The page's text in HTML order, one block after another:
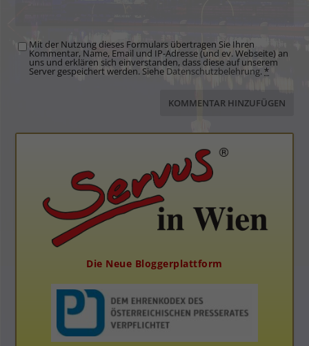
Mit der Nutzung dieses Formulars übertragen Sie Ihren
Kommentar, Name, Email und IP-Adresse (und ev. Webseite) an
uns und erklären sich einverstanden, dass diese auf unserem
Server gespeichert werden. Siehe Datenschutzbelehrung.*
Die Neue Bloggerplattform